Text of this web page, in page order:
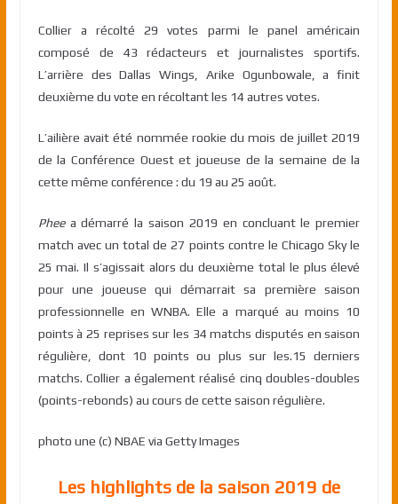
Collier a récolté 29 votes parmi le panel américain
composé de 43 rédacteurs et journalistes sportifs.
L’arrière des Dallas Wings, Arike Ogunbowale, a finit
deuxième du vote en récoltant les 14 autres votes.
L’ailière avait été nommée rookie du mois de juillet 2019
de la Conférence Ouest et joueuse de la semaine de la
cette même conférence : du 19 au 25 août.
Pheea démarré la saison 2019 en concluant le premier
match avec un total de 27 points contre le Chicago Sky le
25 mai. Il s’agissait alors du deuxième total le plus élevé
pour une joueuse qui démarrait sa première saison
professionnelle en WNBA. Elle a marqué au moins 10
points à 25 reprises sur les 34 matchs disputés en saison
régulière, dont 10 points ou plus sur les.15 derniers
matchs. Collier a également réalisé cinq doubles-doubles
(points-rebonds) au cours de cette saison régulière.
photo une (c) NBAE via Getty Images
Les highlights de la saison 2019 de